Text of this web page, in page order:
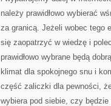
należy prawidłowo wybierać
za granicą. Jeżeli wobec tego
się zaopatrzyć w wiedzę i
prawidłowo wybrane będą
klimat dla spokojnego snu i
część zaliczki dla pewności,
wybiera pod siebie, czy